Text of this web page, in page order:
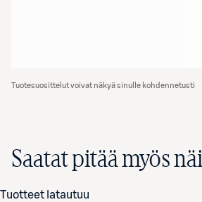
Tuotesuosittelut voivat näkyä sinulle kohdennetusti
Saatat pitää myös
Tuotteet latautuu